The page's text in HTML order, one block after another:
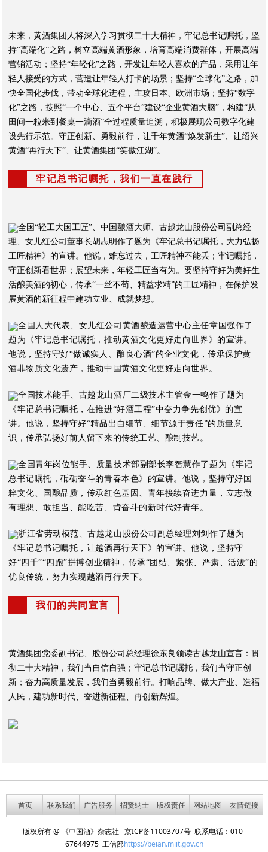
未来，黄酒集团人将深入学习贯彻二十大精神，牢记总书记嘱托，坚
持“高端化”之路，树立高端黄酒形象，培育高端消费群体，开展高端
营销活动；坚持“年轻化”之路，开发让年轻人喜欢的产品，采用让年
轻人接受的方式，营造让年轻人打卡的场景；坚持“全球化”之路，加
快全国化步伐，带动全球化进程，主攻日本、欧洲市场；坚持“数字
化”之路，按照“一个中心、五个平台”建设“企业黄酒大脑”，构建“从
田间一粒米到餐桌一滴酒”全过程质量追溯，积极展现公司数字化建
设先行示范。守正创新、勇毅前行，让千年黄酒“焕发新生”、让绍兴
黄酒“再行天下”、让黄酒集团“笑傲江湖”。
牢记总书记嘱托，我们一直在践行
全国“轻工大国工匠”、中国酿酒大师、古越龙山股份公司副总经
理、女儿红公司董事长胡志明作了题为《牢记总书记嘱托，大力弘扬
工匠精神》的宣讲。他说，难忘过去，工匠精神不能丢；牢记嘱托，
守正创新看世界；展望未来，年轻工匠当有为。要坚持守好为美好生
活酿美酒的初心，传承“一丝不苟、精益求精”的工匠精神，在保护发
展黄酒的新征程中建功立业、成就梦想。
全国人大代表、女儿红公司黄酒酿造运营中心主任章国强作了
题为《牢记总书记嘱托，推动黄酒文化更好走向世界》的宣讲。
他说，坚持守好“做诚实人、酿良心酒”的企业文化，传承保护黄
酒非物质文化遗产，推动中国黄酒文化更好走向世界。
全国技术能手、古越龙山酒厂二级技术主管金一鸣作了题为
《牢记总书记嘱托，在推进“好酒工程”中奋力争先创优》的宣
讲。他说，坚持守好“精品出自细节、细节源于责任”的质量意
识，传承弘扬好前人留下来的传统工艺、酿制技艺。
全国青年岗位能手、质量技术部副部长李智慧作了题为《牢记
总书记嘱托，砥砺奋斗的青春本色》的宣讲。他说，坚持守好国
粹文化、国酿品质，传承红色基因、青年接续奋进力量，立志做
有理想、敢担当、能吃苦、肯奋斗的新时代好青年。
浙江省劳动模范、古越龙山股份公司副总经理刘剑作了题为
《牢记总书记嘱托，让越酒再行天下》的宣讲。他说，坚持守
好“四千”“四跑”拼搏创业精神，传承“团结、紧张、严肃、活泼”的
优良传统，努力实现越酒再行天下。
我们的共同宣言
黄酒集团党委副书记、股份公司总经理徐东良领读古越龙山宣言：贯
彻二十大精神，我们当自信自强；牢记总书记嘱托，我们当守正创
新；奋力高质量发展，我们当勇毅前行。打响品牌、做大产业、造福
人民，建功新时代、奋进新征程、再创新辉煌。
版权所有 @ 《中国酒》杂志社 京ICP备11003707号 联系电话：010-
67644975 工信部https://beian.miit.gov.cn
首页 联系我们 广告服务 招贤纳士 版权责任 网站地图 友情链接